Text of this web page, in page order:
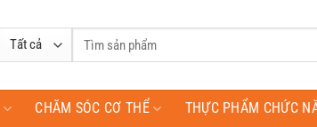
Tìm
CHĂM SÓC CƠ THỂ THỰC PHẨM CHỨC